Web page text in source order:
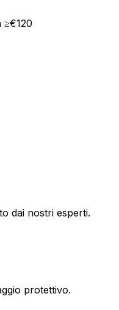
≥€120
dai nostri esperti.
protettivo.